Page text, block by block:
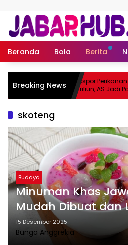
Beranda Bola Berita
Breaking News
Suzuki?
Ekspor Perikanan
Triliun, AS Jadi
skoteng
Budaya
Minuman Khas
Mudah Dibuat dan
Hari Ini
15 Desember 2025
Bunga Anggrekia